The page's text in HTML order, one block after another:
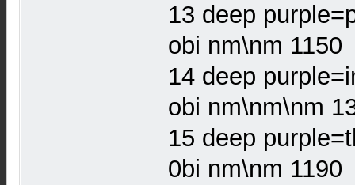
13 deep
obi nm\nm 1150
14 deep
obi nm\nm\nm
15 deep
0bi nm\nm 1190